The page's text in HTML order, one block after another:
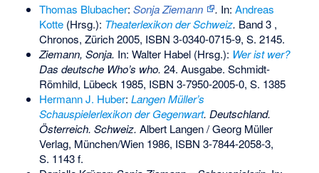
Thomas Blubacher: Sonja Ziemann . In: Andreas
Kotte(Hrsg.): Theaterlexikon der Schweiz. Band 3 ,
Chronos, Zürich 2005, ISBN 3-0340-0715-9, S. 2145.
Ziemann, Sonja. In: Walter Habel (Hrsg.): Wer ist wer?
Das deutsche Who’s who. 24. Ausgabe. Schmidt-
Römhild, Lübeck 1985, ISBN 3-7950-2005-0, S. 1385
Hermann J. Huber: Langen Müller’s
Schauspielerlexikon der Gegenwart. Deutschland.
Österreich. Schweiz. Albert Langen / Georg Müller
Verlag, München/Wien 1986, ISBN 3-7844-2058-3,
S. 1143 f.